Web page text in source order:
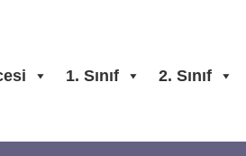
1. Sınıf 2. Sınıf